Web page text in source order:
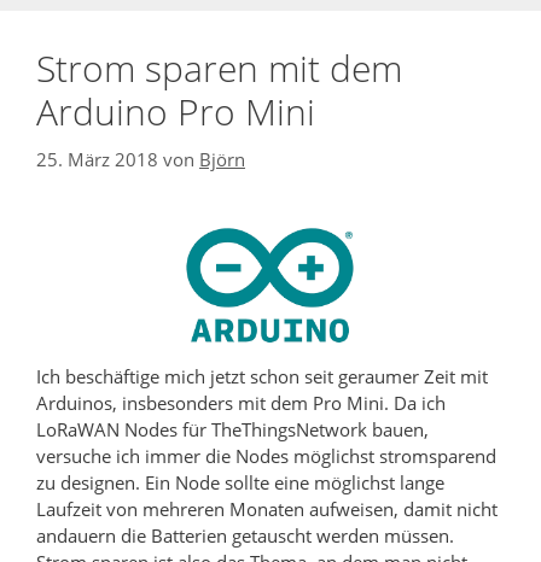
Strom sparen mit dem
Arduino Pro Mini
25. März 2018 von Björn
Ich beschäftige mich jetzt schon seit geraumer Zeit mit
Arduinos, insbesonders mit dem Pro Mini. Da ich
LoRaWAN Nodes für TheThingsNetwork bauen,
versuche ich immer die Nodes möglichst stromsparend
zu designen. Ein Node sollte eine möglichst lange
Laufzeit von mehreren Monaten aufweisen, damit nicht
andauern die Batterien getauscht werden müssen.